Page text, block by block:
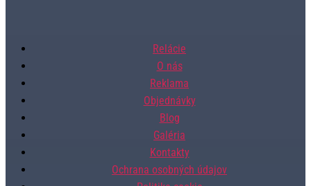
Relácie
O nás
Reklama
Objednávky
Blog
Galéria
Kontakty
Ochrana osobných údajov